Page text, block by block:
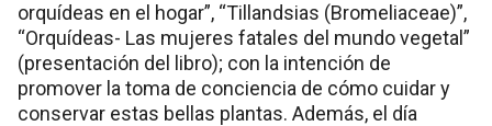
orquídeas en el hogar”, “Tillandsias (Bromeliaceae)”,
“Orquídeas- Las mujeres fatales del mundo vegetal”
(presentación del libro); con la intención de
promover la toma de conciencia de cómo cuidar y
conservar estas bellas plantas. Además, el día